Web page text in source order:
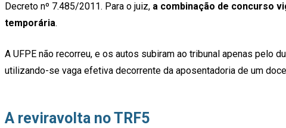
Decreto nº 7.485/2011. Para o juiz, a combinação de concurso
temporária.
A UFPE não recorreu, e os autos subiram ao tribunal apenas pelo
utilizando-se vaga efetiva decorrente da aposentadoria de um
A reviravolta no TRF5